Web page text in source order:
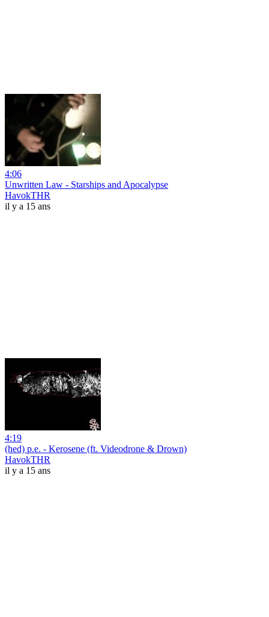
4:06
Unwritten Law - Starships and Apocalypse
HavokTHR
il y a 15 ans
4:19
(hed) p.e. - Kerosene (ft. Videodrone & Drown)
HavokTHR
il y a 15 ans